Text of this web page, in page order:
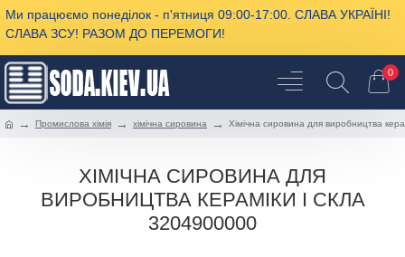
Ми працюємо понеділок - п'ятниця 09:00-17:00. СЛАВА УКРАЇНІ!
СЛАВА ЗСУ! РАЗОМ ДО ПЕРЕМОГИ!
0
Промислова хімія хімічна сировина Хімічна сировина для виробництва
ХІМІЧНА СИРОВИНА ДЛЯ
ВИРОБНИЦТВА КЕРАМІКИ І СКЛА
3204900000